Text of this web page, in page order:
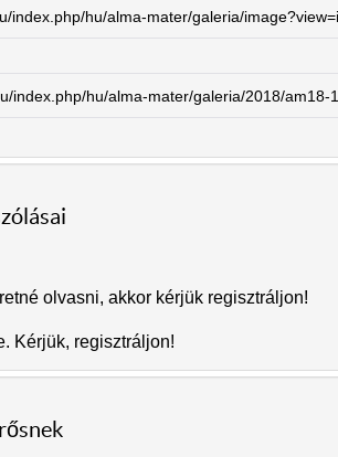
olvasni, akkor kérjük regisztráljon!
Kérjük, regisztráljon!